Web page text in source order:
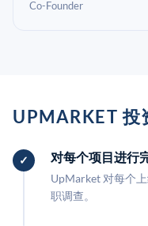
Co-Founder
UPMARKET 投
对每个项目进行
UpMarket 对每个
职调查。